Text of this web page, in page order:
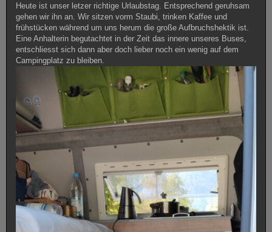
Heute ist unser letzer richtige Urlaubstag. Entsprechend geruhsam
gehen wir ihn an. Wir sitzen vorm Staubi, trinken Kaffee und
frühstücken während um uns herum die große Aufbruchshektik ist.
Eine Anhalterin begutachtet in der Zeit das innere unseres Buses,
entschliesst sich dann aber doch lieber noch ein wenig auf dem
Campingplatz zu bleiben.